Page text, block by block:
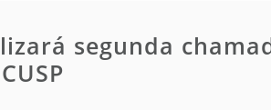
segunda